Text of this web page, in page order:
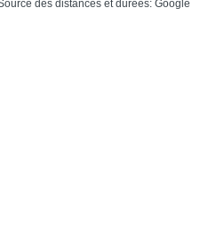
des distances et durées: Google